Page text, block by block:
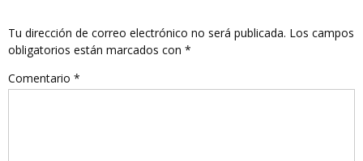
Tu dirección de correo electrónico no será publicada. Los campos
obligatorios están marcados con *
Comentario *